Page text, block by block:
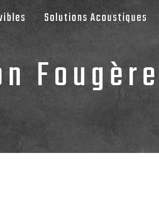
Solutions Acoustiques